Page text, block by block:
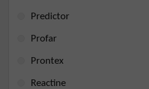
Predictor
Profar
Prontex
Reactine